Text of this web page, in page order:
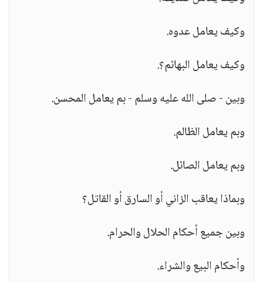
وكيف يعامل عدوه.
وكيف يعامل البهائم؟.
وبين - صلى الله عليه وسلم - بم يعامل المحسن.
وبم يعامل الظالم.
وبم يعامل الصائل.
وبماذا يعاقب الزاني أو السارق أو القاتل؟
وبين جميع أحكام الحلال والحرام.
وأحكام البيع والشراء.